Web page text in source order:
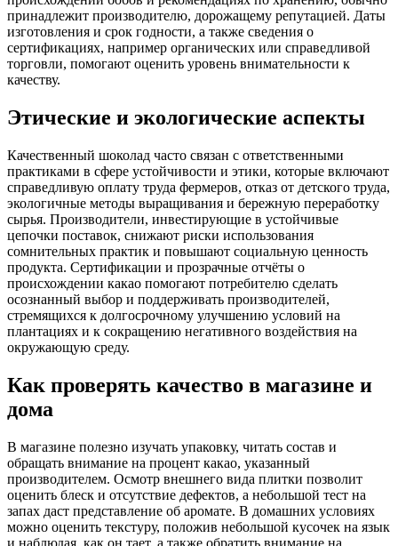
принадлежит производителю, дорожащему репутацией. Даты
изготовления и срок годности, а также сведения о
сертификациях, например органических или справедливой
торговли, помогают оценить уровень внимательности к
качеству.
Этические и экологические аспекты
Качественный шоколад часто связан с ответственными
практиками в сфере устойчивости и этики, которые включают
справедливую оплату труда фермеров, отказ от детского труда,
экологичные методы выращивания и бережную переработку
сырья. Производители, инвестирующие в устойчивые
цепочки поставок, снижают риски использования
сомнительных практик и повышают социальную ценность
продукта. Сертификации и прозрачные отчёты о
происхождении какао помогают потребителю сделать
осознанный выбор и поддерживать производителей,
стремящихся к долгосрочному улучшению условий на
плантациях и к сокращению негативного воздействия на
окружающую среду.
Как проверять качество в магазине и
дома
В магазине полезно изучать упаковку, читать состав и
обращать внимание на процент какао, указанный
производителем. Осмотр внешнего вида плитки позволит
оценить блеск и отсутствие дефектов, а небольшой тест на
запах даст представление об аромате. В домашних условиях
можно оценить текстуру, положив небольшой кусочек на язык
и наблюдая, как он тает, а также обратить внимание на